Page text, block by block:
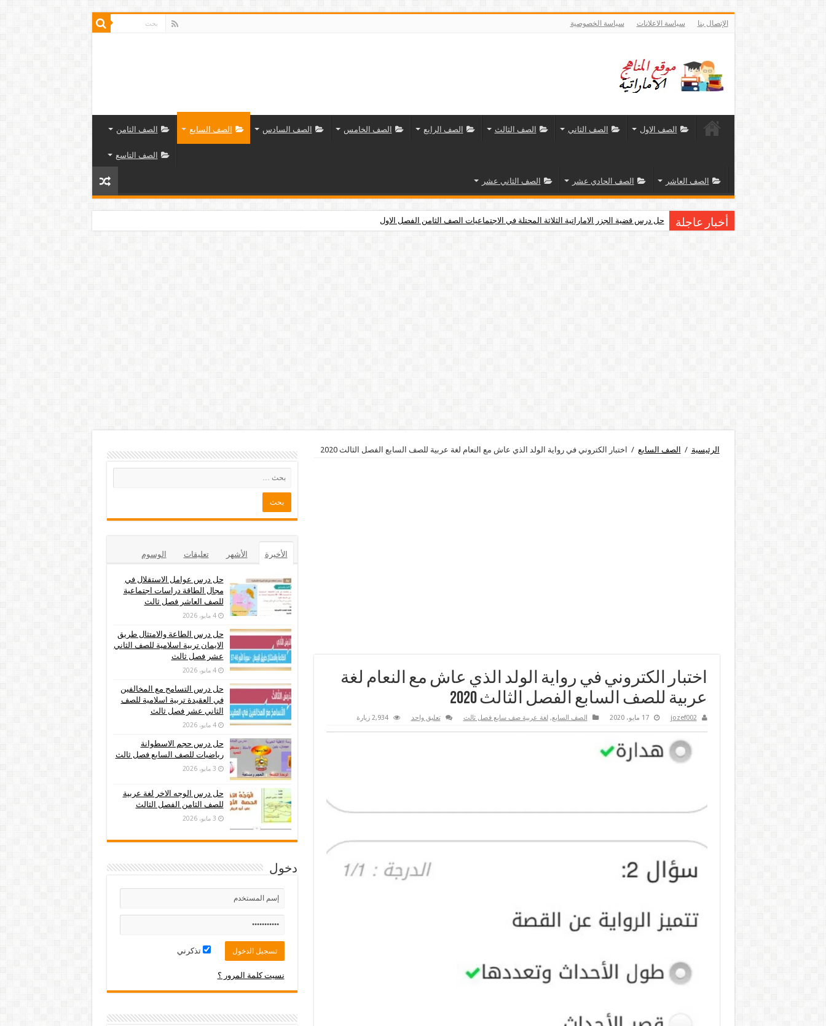
الإتصال بنا سياسة الاعلانات سياسة الخصوصية
الصف الاول الصف الثاني الصف الثالث الصف الرابع الصف الخامس الصف السادس الصف السابع الصف الثامن
الصف التاسع
الصف العاشر الصف الحادي عشر الصف الثاني عشر
أخبار عاجلة حل درس قضية الجزر الاماراتية الثلاثة المحتلة في الاجتماعيات الصف الثامن الفصل الاول
الرئيسية / الصف السابع / اختبار الكتروني في رواية الولد الذي عاش مع النعام لغة عربية للصف السابع الفصل الثالث 2020
اختبار الكتروني في رواية الولد الذي عاش مع النعام لغة
عربية للصف السابع الفصل الثالث 2020
jozef002 17 مايو، 2020 الصف السابع,لغة عربية صف سابع فصل ثالث تعليق واحد 2,934 زيارة
الأخيرة الأشهر تعليقات الوسوم
حل درس عوامل الاستقلال في
مجال الطاقة دراسات اجتماعية
للصف العاشر فصل ثالث
4 مايو، 2026
حل درس الطاعة والامتثال طريق
الايمان تربية اسلامية للصف الثاني
عشر فصل ثالث
4 مايو، 2026
حل درس التسامح مع المخالفين
في العقيدة تربية اسلامية للصف
الثاني عشر فصل ثالث
4 مايو، 2026
حل درس حجم الاسطوانة
رياضيات للصف السابع فصل ثالث
3 مايو، 2026
حل درس الوجه الاخر لغة عربية
للصف الثامن الفصل الثالث
3 مايو، 2026
دخول
تذكرني
نسيت كلمة المرور ؟